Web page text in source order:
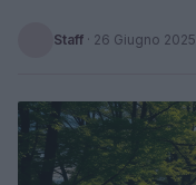
Staff · 26 Giugno 2025